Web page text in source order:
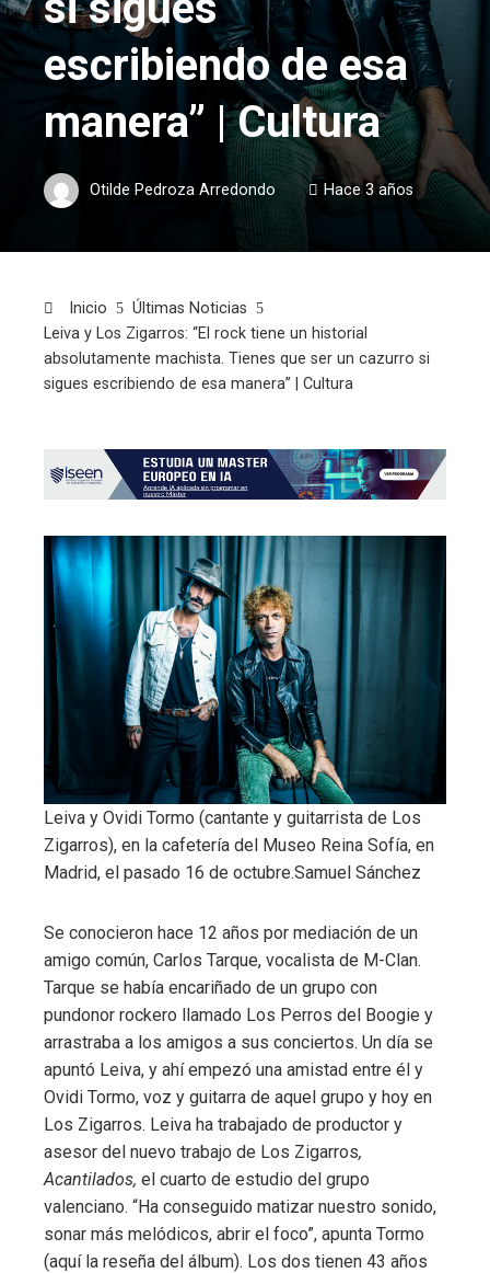
escribiendo de esa
manera” | Cultura
Otilde Pedroza Arredondo Hace 3 años
Inicio
Últimas Noticias
Leiva y Los Zigarros: “El rock tiene un historial
absolutamente machista. Tienes que ser un cazurro si
sigues escribiendo de esa manera” | Cultura
Leiva y Ovidi Tormo (cantante y guitarrista de Los
Zigarros), en la cafetería del Museo Reina Sofía, en
Madrid, el pasado 16 de octubre.Samuel Sánchez
Se conocieron hace 12 años por mediación de un
amigo común, Carlos Tarque, vocalista de M-Clan.
Tarque se había encariñado de un grupo con
pundonor rockero llamado Los Perros del Boogie y
arrastraba a los amigos a sus conciertos. Un día se
apuntó Leiva, y ahí empezó una amistad entre él y
Ovidi Tormo, voz y guitarra de aquel grupo y hoy en
Los Zigarros. Leiva ha trabajado de productor y
asesor del nuevo trabajo de Los Zigarros,
Acantilados, el cuarto de estudio del grupo
valenciano. “Ha conseguido matizar nuestro sonido,
sonar más melódicos, abrir el foco”, apunta Tormo
(aquí la reseña del álbum). Los dos tienen 43 años